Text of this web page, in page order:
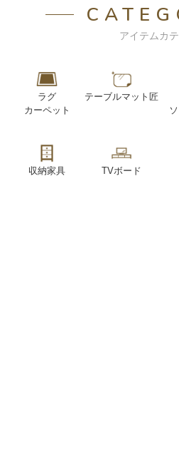
アイテムカ
ラグ
カーペット
テーブルマット匠
収納家具 TVボード